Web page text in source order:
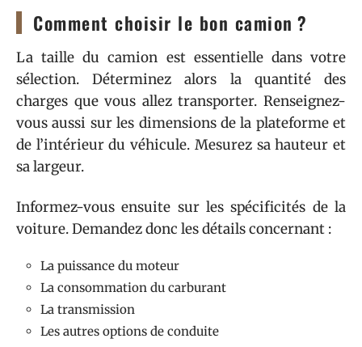
Comment choisir le bon camion ?
La taille du camion est essentielle dans votre
sélection. Déterminez alors la quantité des
charges que vous allez transporter. Renseignez-
vous aussi sur les dimensions de la plateforme et
de l’intérieur du véhicule. Mesurez sa hauteur et
sa largeur.
Informez-vous ensuite sur les spécificités de la
voiture. Demandez donc les détails concernant :
La puissance du moteur
La consommation du carburant
La transmission
Les autres options de conduite